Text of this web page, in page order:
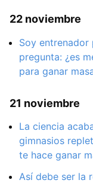
22 noviembre
Soy entrenador
pregunta: ¿es
para ganar
21 noviembre
La ciencia
gimnasios
te hace ganar
Así debe ser la